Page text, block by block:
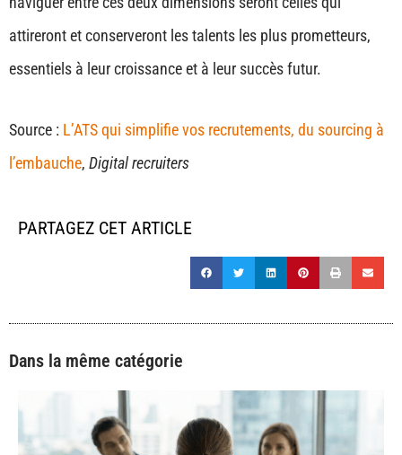
attireront et conserveront les talents les plus prometteurs,
essentiels à leur croissance et à leur succès futur.
Source : L’ATS qui simplifie vos recrutements, du sourcing à
l’embauche, Digital recruiters
PARTAGEZ CET ARTICLE
Dans la même catégorie